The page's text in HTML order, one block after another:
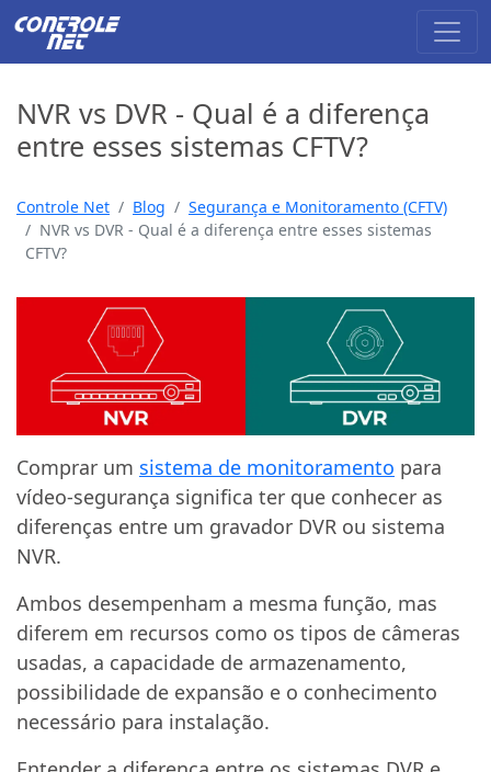
NVR vs DVR - Qual é a diferença
entre esses sistemas CFTV?
Controle Net Blog
Segurança e Monitoramento (CFTV)
NVR vs DVR - Qual é a diferença entre esses sistemas
CFTV?
Comprar um sistema de monitoramento para
vídeo-segurança significa ter que conhecer as
diferenças entre um gravador DVR ou sistema
NVR.
Ambos desempenham a mesma função, mas
diferem em recursos como os tipos de câmeras
usadas, a capacidade de armazenamento,
possibilidade de expansão e o conhecimento
necessário para instalação.